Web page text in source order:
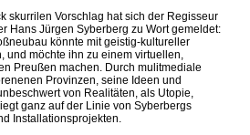
skurrilen Vorschlag hat sich der Regisseur
Hans Jürgen Syberberg zu Wort gemeldet:
könnte mit geistig-kultureller
und möchte ihn zu einem virtuellen,
Preußen machen. Durch mulitmediale
Provinzen, seine Ideen und
von Realitäten, als Utopie,
ganz auf der Linie von Syberbergs
Installationsprojekten.